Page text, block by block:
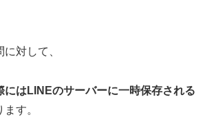
対して、
にはLINEのサーバーに一時保存される
す。